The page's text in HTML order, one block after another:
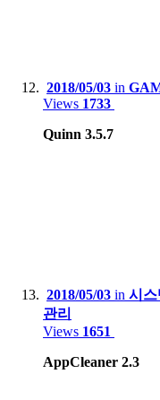
2018/05/03 in
Views 1733
Quinn 3.5.7
2018/05/03 in 시스
관리
Views 1651
AppCleaner 2.3